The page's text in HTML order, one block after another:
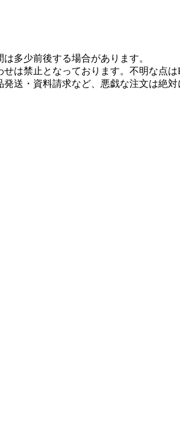
多少前後する場合があります。
は禁止となっております。不明な点は
送・資料請求など、悪戯な注文は絶